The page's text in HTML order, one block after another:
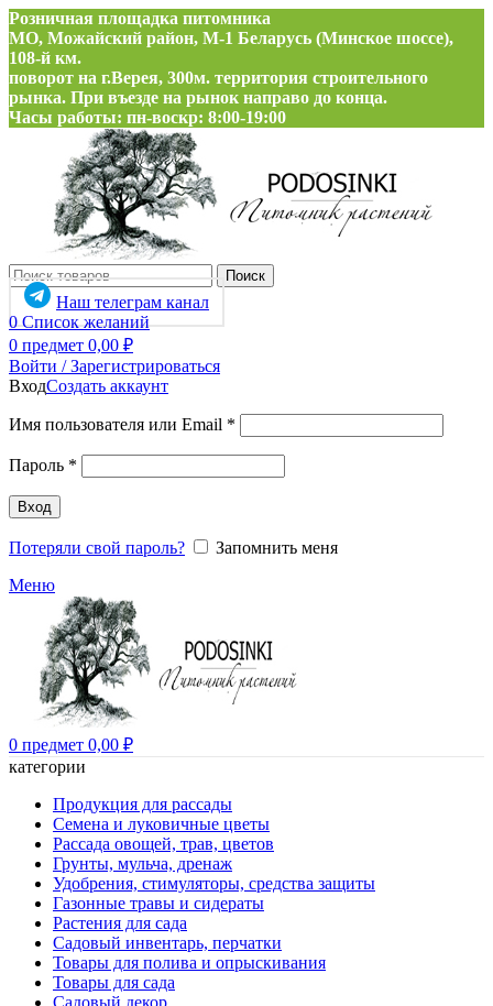
Розничная площадка питомника
МО, Можайский район, М-1 Беларусь (Минское шоссе),
108-й км.
поворот на г.Верея, 300м. территория строительного
рынка. При въезде на рынок направо до конца.
Часы работы: пн-воскр: 8:00-19:00
Поиск
Наш телеграм канал
0 Список желаний
0 предмет 0,00 ₽
Войти / Зарегистрироваться
ВходСоздать аккаунт
Имя пользователя или Email *
Пароль *
Вход
Потеряли свой пароль?
Запомнить меня
Меню
0 предмет 0,00 ₽
категории
Продукция для рассады
Семена и луковичные цветы
Рассада овощей, трав, цветов
Грунты, мульча, дренаж
Удобрения, стимуляторы, средства защиты
Газонные травы и сидераты
Растения для сада
Садовый инвентарь, перчатки
Товары для полива и опрыскивания
Товары для сада
Садовый декор